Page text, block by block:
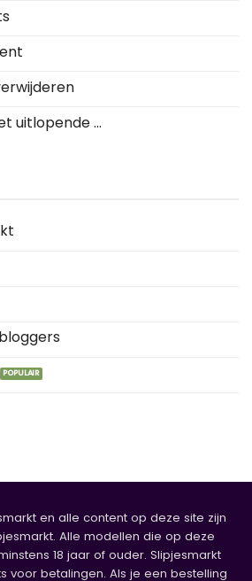
uitlopende ...
en alle content op deze site zijn
Alle modellen die op deze
18 jaar of ouder. Slipjesmarkt
voor betalingen. Als je een bestelling